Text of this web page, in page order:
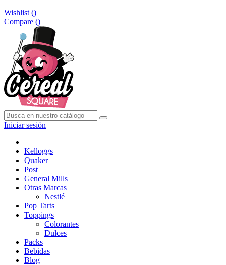
Wishlist ()
Compare ()
Iniciar sesión
Kelloggs
Quaker
Post
General Mills
Otras Marcas
Nestlé
Pop Tarts
Toppings
Colorantes
Dulces
Packs
Bebidas
Blog